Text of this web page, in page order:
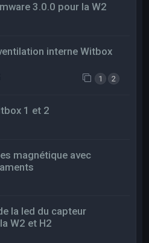
3.0.0 pour la W2
interne Witbox
1 2
1 et 2
magnétique avec
la led du capteur
W2 et H2